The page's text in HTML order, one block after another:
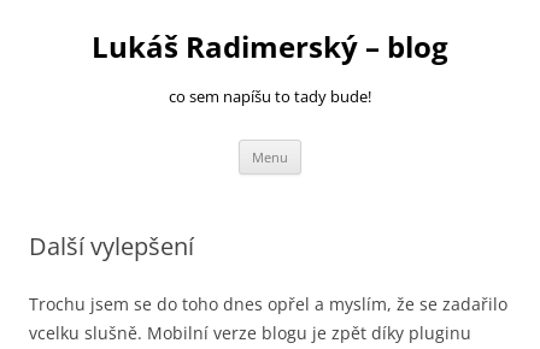
Lukáš Radimerský – blog
co sem napíšu to tady bude!
Menu
Další vylepšení
Trochu jsem se do toho dnes opřel a myslím, že se zadařilo
vcelku slušně. Mobilní verze blogu je zpět díky pluginu